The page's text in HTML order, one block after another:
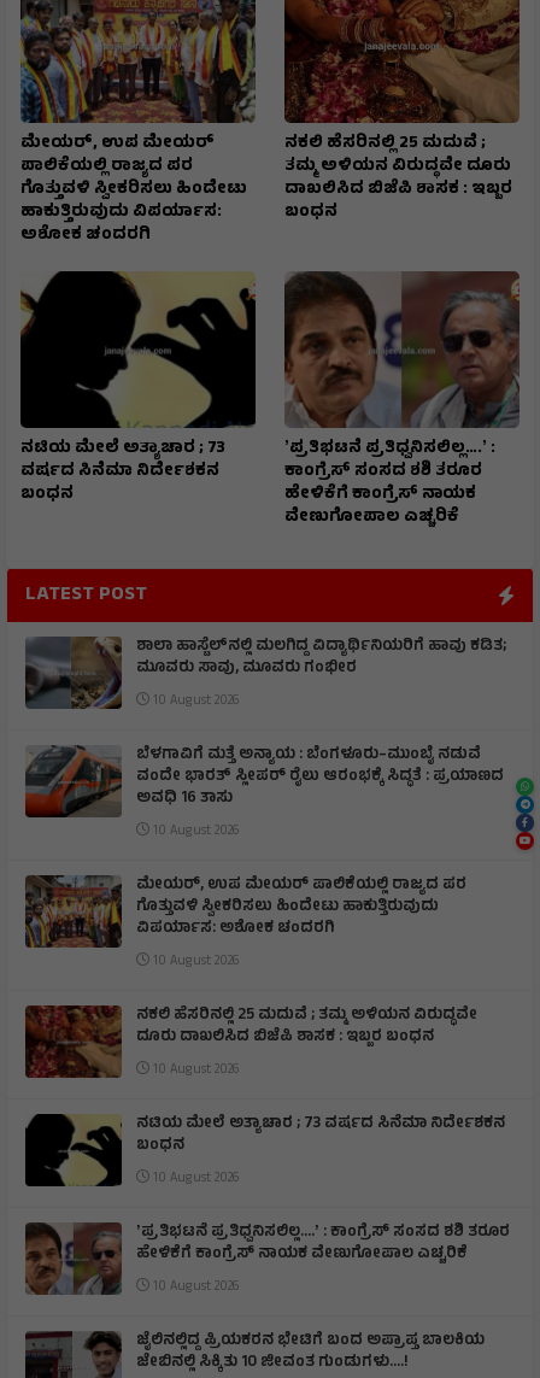
ಮೇಯರ್, ಉಪ ಮೇಯರ್
ಪಾಲಿಕೆಯಲ್ಲಿ ರಾಜ್ಯದ ಪರ
ಗೊತ್ತುವಳಿ ಸ್ವೀಕರಿಸಲು ಹಿಂದೇಟು
ಹಾಕುತ್ತಿರುವುದು ವಿಪರ್ಯಾಸ:
ಅಶೋಕ ಚಂದರಗಿ
ನಕಲಿ ಹೆಸರಿನಲ್ಲಿ 25 ಮದುವೆ ;
ತಮ್ಮ ಅಳಿಯನ ವಿರುದ್ಧವೇ ದೂರು
ದಾಖಲಿಸಿದ ಬಿಜೆಪಿ ಶಾಸಕ : ಇಬ್ಬರ
ಬಂಧನ
ನಟಿಯ ಮೇಲೆ ಅತ್ಯಾಚಾರ ; 73
ವರ್ಷದ ಸಿನೆಮಾ ನಿರ್ದೇಶಕನ
ಬಂಧನ
ʼಪ್ರತಿಭಟನೆ ಪ್ರತಿಧ್ವನಿಸಲಿಲ್ಲ….ʼ :
ಕಾಂಗ್ರೆಸ್‌ ಸಂಸದ ಶಶಿ ತರೂರ
ಹೇಳಿಕೆಗೆ ಕಾಂಗ್ರೆಸ್‌ ನಾಯಕ
ವೇಣುಗೋಪಾಲ ಎಚ್ಚರಿಕೆ
LATEST POST
ಶಾಲಾ ಹಾಸ್ಟೆಲ್‌ನಲ್ಲಿ ಮಲಗಿದ್ದ ವಿದ್ಯಾರ್ಥಿನಿಯರಿಗೆ ಹಾವು ಕಡಿತ;
ಮೂವರು ಸಾವು, ಮೂವರು ಗಂಭೀರ
10 August 2026
ಬೆಳಗಾವಿಗೆ ಮತ್ತೆ ಅನ್ಯಾಯ : ಬೆಂಗಳೂರು–ಮುಂಬೈ ನಡುವೆ
ವಂದೇ ಭಾರತ್ ಸ್ಲೀಪರ್ ರೈಲು ಆರಂಭಕ್ಕೆ ಸಿದ್ಧತೆ : ಪ್ರಯಾಣದ
ಅವಧಿ 16 ತಾಸು
10 August 2026
ಮೇಯರ್, ಉಪ ಮೇಯರ್ ಪಾಲಿಕೆಯಲ್ಲಿ ರಾಜ್ಯದ ಪರ
ಗೊತ್ತುವಳಿ ಸ್ವೀಕರಿಸಲು ಹಿಂದೇಟು ಹಾಕುತ್ತಿರುವುದು
ವಿಪರ್ಯಾಸ: ಅಶೋಕ ಚಂದರಗಿ
10 August 2026
ನಕಲಿ ಹೆಸರಿನಲ್ಲಿ 25 ಮದುವೆ ; ತಮ್ಮ ಅಳಿಯನ ವಿರುದ್ಧವೇ
ದೂರು ದಾಖಲಿಸಿದ ಬಿಜೆಪಿ ಶಾಸಕ : ಇಬ್ಬರ ಬಂಧನ
10 August 2026
ನಟಿಯ ಮೇಲೆ ಅತ್ಯಾಚಾರ ; 73 ವರ್ಷದ ಸಿನೆಮಾ ನಿರ್ದೇಶಕನ
ಬಂಧನ
10 August 2026
ʼಪ್ರತಿಭಟನೆ ಪ್ರತಿಧ್ವನಿಸಲಿಲ್ಲ….ʼ : ಕಾಂಗ್ರೆಸ್‌ ಸಂಸದ ಶಶಿ ತರೂರ
ಹೇಳಿಕೆಗೆ ಕಾಂಗ್ರೆಸ್‌ ನಾಯಕ ವೇಣುಗೋಪಾಲ ಎಚ್ಚರಿಕೆ
10 August 2026
ಜೈಲಿನಲ್ಲಿದ್ದ ಪ್ರಿಯಕರನ ಭೇಟಿಗೆ ಬಂದ ಅಪ್ರಾಪ್ತ ಬಾಲಕಿಯ
ಜೇಬಿನಲ್ಲಿ ಸಿಕ್ಕಿತು 10 ಜೀವಂತ ಗುಂಡುಗಳು….!